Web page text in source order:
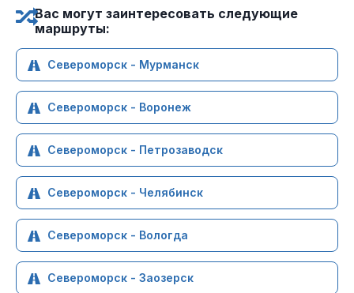
Вас могут заинтересовать следующие
маршруты:
Североморск - Мурманск
Североморск - Воронеж
Североморск - Петрозаводск
Североморск - Челябинск
Североморск - Вологда
Североморск - Заозерск